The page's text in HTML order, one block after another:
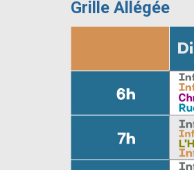
Grille Allégée